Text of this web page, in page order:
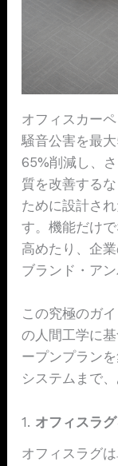
オフィスカー
騒音公害を最
65%削減し、
質を改善する
ために設計さ
す。機能だけ
高めたり、企
ブランド・ア
この究極のガ
の人間工学に
ープンプラン
システムまで
1. オフィスラ
オフィスラグ